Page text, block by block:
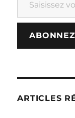
ARTICLES